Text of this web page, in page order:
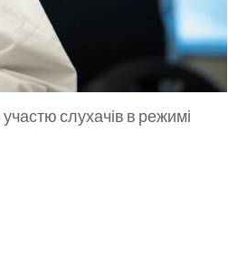
слухачів в режимі